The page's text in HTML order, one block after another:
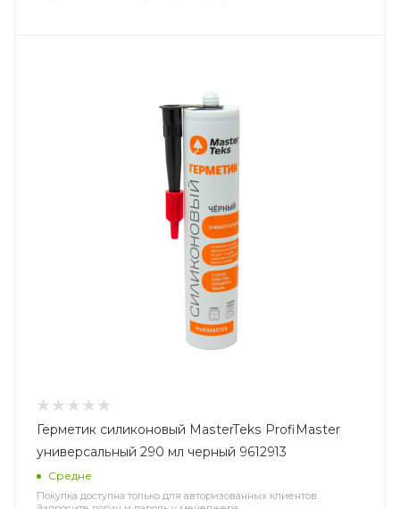
Герметик силиконовый MasterTeks ProfiMaster
универсальный 290 мл черный 9612913
Средне
Покупка доступна только для авторизованных клиентов.